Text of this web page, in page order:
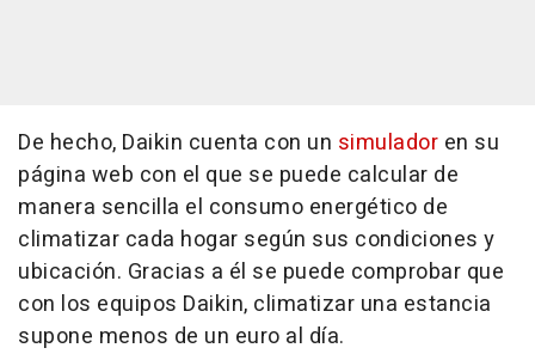
De hecho, Daikin cuenta con un simulador en su
página web con el que se puede calcular de
manera sencilla el consumo energético de
climatizar cada hogar según sus condiciones y
ubicación. Gracias a él se puede comprobar que
con los equipos Daikin, climatizar una estancia
supone menos de un euro al día.